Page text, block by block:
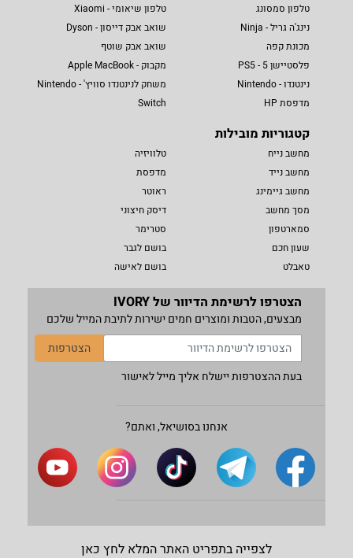
טלפון סמסונג
נינג'ה גריל - Ninja
מכונת קפה
פלסטיישן 5 - PS5
נינטנדו - Nintendo
מדפסת HP
טלפון שיאומי - Xiaomi
שואב אבק דייסון - Dyson
שואב אבק שוטף
מקבוק - Apple MacBook
משחק לנינטנדו סוויץ' - Nintendo
Switch
קטגוריות מובילות
מחשב נייח
מחשב נייד
מחשב גיימינג
מסך מחשב
סמארטפון
שעון חכם
טאבלט
טלוויזיה
מדפסת
ראוטר
דיסק חיצוני
סטרימר
בושם לגבר
בושם לאישה
הצטרפו לרשימת הדיוור של IVORY
מבצעים, הטבות ומוצרים חמים ישירות לתיבת המייל שלכם
הצטרפות
בעת ההצטרפות יישלח אליך מייל לאישור
אנחנו בסושיאל, ואתם?
לצפייה בתפריט האתר המלא לחץ כאן